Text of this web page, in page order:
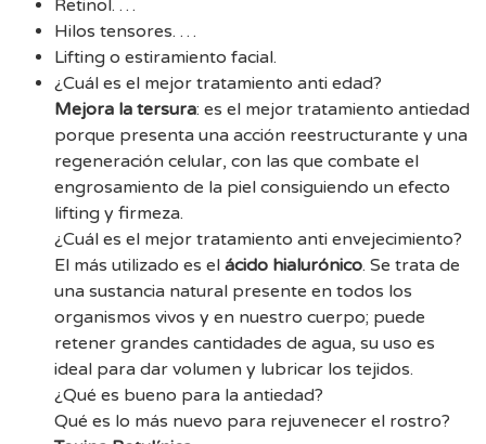
Retinol. …
Hilos tensores. …
Lifting o estiramiento facial.
¿Cuál es el mejor tratamiento anti edad?
Mejora la tersura: es el mejor tratamiento antiedad
porque presenta una acción reestructurante y una
regeneración celular, con las que combate el
engrosamiento de la piel consiguiendo un efecto
lifting y firmeza.
¿Cuál es el mejor tratamiento anti envejecimiento?
El más utilizado es el ácido hialurónico. Se trata de
una sustancia natural presente en todos los
organismos vivos y en nuestro cuerpo; puede
retener grandes cantidades de agua, su uso es
ideal para dar volumen y lubricar los tejidos.
¿Qué es bueno para la antiedad?
Qué es lo más nuevo para rejuvenecer el rostro?